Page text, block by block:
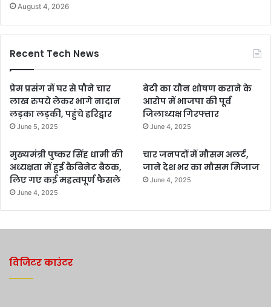
August 4, 2026
Recent Tech News
प्रेम प्रसंग में घर से पौने चार
लाख रुपये लेकर भागे नादान
लड़का लड़की, पहुंचे हरिद्वार
June 5, 2025
बेटी का यौन शोषण कराने के
आरोप में भाजपा की पूर्व
जिलाध्यक्ष गिरफ्तार
June 4, 2025
मुख्यमंत्री पुष्कर सिंह धामी की
अध्यक्षता में हुई कैबिनेट बैठक,
लिए गए कई महत्वपूर्ण फैसले
June 4, 2025
चार जनपदों में मौसम अलर्ट,
जाने देश भर का मौसम मिजाज
June 4, 2025
विजिटर काउंटर